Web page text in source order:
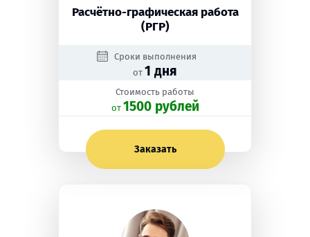
Расчётно-графическая работа
(РГР)
Сроки выполнения
от 1 дня
Стоимость работы
oт 1500 рублей
Заказать